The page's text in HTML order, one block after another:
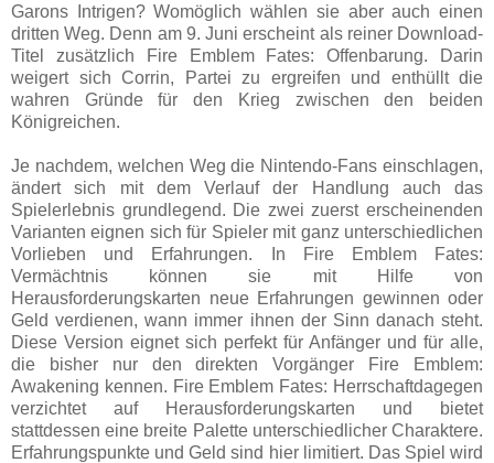
Garons Intrigen? Womöglich wählen sie aber auch einen
dritten Weg. Denn am 9. Juni erscheint als reiner Download-
Titel zusätzlich Fire Emblem Fates: Offenbarung. Darin
weigert sich Corrin, Partei zu ergreifen und enthüllt die
wahren Gründe für den Krieg zwischen den beiden
Königreichen.
Je nachdem, welchen Weg die Nintendo-Fans einschlagen,
ändert sich mit dem Verlauf der Handlung auch das
Spielerlebnis grundlegend. Die zwei zuerst erscheinenden
Varianten eignen sich für Spieler mit ganz unterschiedlichen
Vorlieben und Erfahrungen. In Fire Emblem Fates:
Vermächtnis können sie mit Hilfe von
Herausforderungskarten neue Erfahrungen gewinnen oder
Geld verdienen, wann immer ihnen der Sinn danach steht.
Diese Version eignet sich perfekt für Anfänger und für alle,
die bisher nur den direkten Vorgänger Fire Emblem:
Awakening kennen. Fire Emblem Fates: Herrschaftdagegen
verzichtet auf Herausforderungskarten und bietet
stattdessen eine breite Palette unterschiedlicher Charaktere.
Erfahrungspunkte und Geld sind hier limitiert. Das Spiel wird